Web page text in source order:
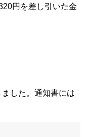
円を差し引いた金
した。通知書には